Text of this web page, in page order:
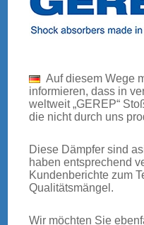
TRAMSAuf diesem Wege
informieren, dass in
weltweit „GEREP“
die nicht durch uns
Diese Dämpfer sind
haben entsprechend
Kundenberichte zum
Qualitätsmängel.
Wir möchten Sie